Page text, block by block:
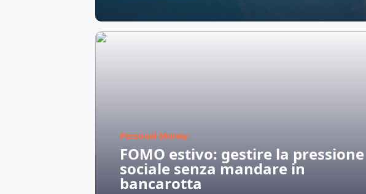
Personal Money
FOMO estivo: gestire la pressione
sociale senza mandare in
bancarotta